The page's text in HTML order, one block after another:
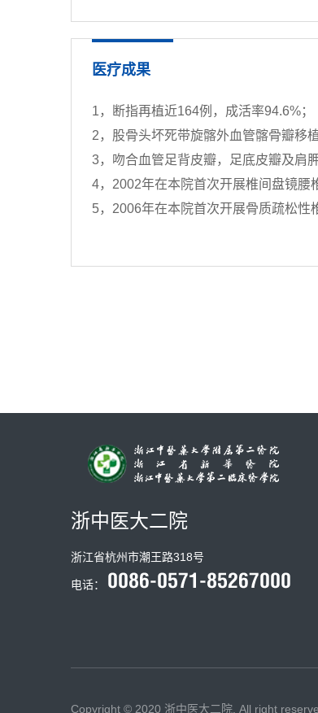
医疗成果
1，断指再植近164例，成活率94.6%；
2，股骨头坏死带旋髂外血管髂骨瓣移
3，吻合血管足背皮瓣，足底皮瓣及肩
4，2002年在本院首次开展椎间盘镜腰
5，2006年在本院首次开展骨质疏松性
浙中医大二院
浙江省杭州市潮王路318号
电话：
Copyright © 2020 浙中医大二院. All right